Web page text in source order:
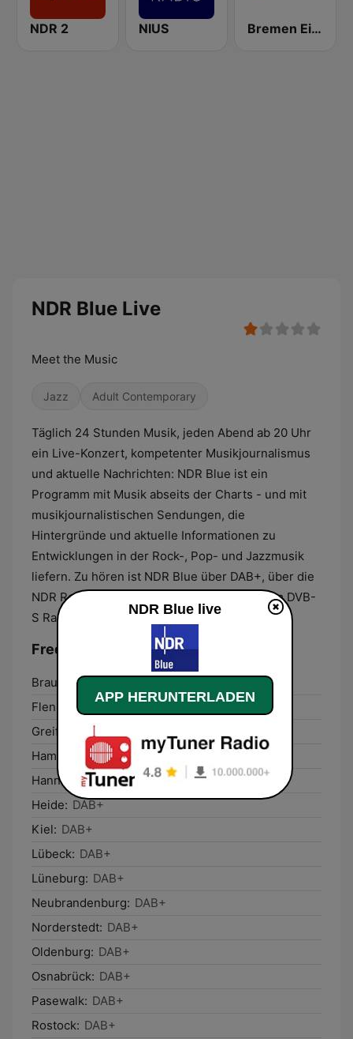
NDR 2 NIUS Bremen Eins
NDR Blue Live
Meet the Music
Jazz Adult Contemporary
Täglich 24 Stunden Musik, jeden Abend ab 20 Uhr
ein Live-Konzert, kompetenter Musikjournalismus
und aktuelle Nachrichten: NDR Blue ist ein
Programm mit Musik abseits der Charts - und mit
musikjournalistischen Sendungen, die
Hintergründe und aktuelle Informationen zu
Entwicklungen in der Rock-, Pop- und Jazzmusik
liefern. Zu hören ist NDR Blue über DAB+, über die
NDR Radio App, im Internet auf ndr.de und im DVB-
S Radio.
Frequenzen NDR Blue:
Braunschweig: DAB+
Flensburg:
DAB+
Greifswald:
Hamburg:
DAB+
Hannover: DAB+
Heide: DAB+
Kiel: DAB+
Lübeck: DAB+
Lüneburg: DAB+
Neubrandenburg: DAB+
Norderstedt: DAB+
Oldenburg: DAB+
Osnabrück: DAB+
Pasewalk: DAB+
Rostock: DAB+
NDR Blue live
APP HERUNTERLADEN